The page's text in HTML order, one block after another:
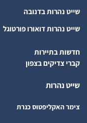
שייט נהרות בדנובה
שייט נהרות דואורו פורטוגל
חדשות בתיירות
קברי צדיקים בצפון
שייט נהרות
צימר האקליפטוס כנרת